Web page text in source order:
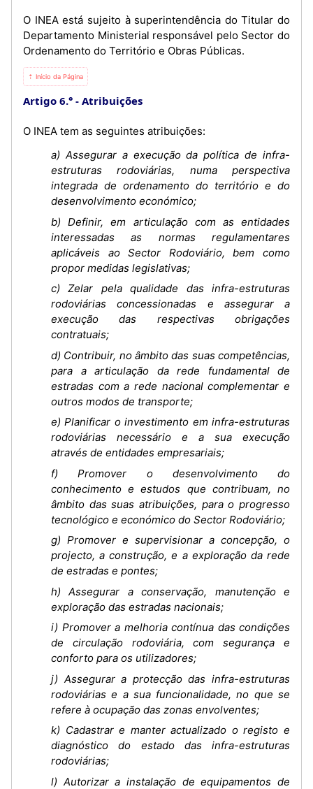
O INEA está sujeito à superintendência do Titular do
Departamento Ministerial responsável pelo Sector do
Ordenamento do Território e Obras Públicas.
⇡ Início da Página
Artigo 6.° Atribuições
O INEA tem as seguintes atribuições:
a) Assegurar a execução da política de infra-
estruturas rodoviárias, numa perspectiva
integrada de ordenamento do território e do
desenvolvimento económico;
b) Definir, em articulação com as entidades
interessadas as normas regulamentares
aplicáveis ao Sector Rodoviário, bem como
propor medidas legislativas;
c) Zelar pela qualidade das infra-estruturas
rodoviárias concessionadas e assegurar a
execução das respectivas obrigações
contratuais;
d) Contribuir, no âmbito das suas competências,
para a articulação da rede fundamental de
estradas com a rede nacional complementar e
outros modos de transporte;
e) Planificar o investimento em infra-estruturas
rodoviárias necessário e a sua execução
através de entidades empresariais;
f) Promover o desenvolvimento do
conhecimento e estudos que contribuam, no
âmbito das suas atribuições, para o progresso
tecnológico e económico do Sector Rodoviário;
g) Promover e supervisionar a concepção, o
projecto, a construção, e a exploração da rede
de estradas e pontes;
h) Assegurar a conservação, manutenção e
exploração das estradas nacionais;
i) Promover a melhoria contínua das condições
de circulação rodoviária, com segurança e
conforto para os utilizadores;
j) Assegurar a protecção das infra-estruturas
rodoviárias e a sua funcionalidade, no que se
refere à ocupação das zonas envolventes;
k) Cadastrar e manter actualizado o registo e
diagnóstico do estado das infra-estruturas
rodoviárias;
l) Autorizar a instalação de equipamentos de